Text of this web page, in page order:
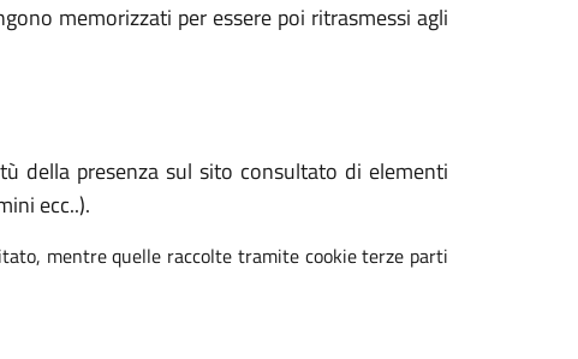
memorizzati per essere poi ritrasmessi agli
della presenza sul sito consultato di elementi
ecc..).
mentre quelle raccolte tramite cookie terze parti